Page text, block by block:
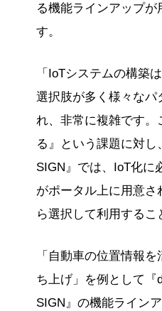
る機能ラインアップ
す。
「IoTシステムの構築
選択肢が多く様々なパ
れ、非常に複雑です。
る』という課題に対し
SIGN』では、IoT化に
がポータル上に用意
ら選択して利用するこ
「自動車の位置情報
ち上げ」を例として『
SIGN』の機能ライン